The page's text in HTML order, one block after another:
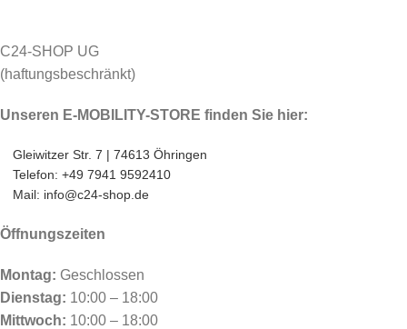
C24-SHOP UG
(haftungsbeschränkt)
Unseren E-MOBILITY-STORE finden Sie hier:
Gleiwitzer Str. 7 | 74613 Öhringen
Telefon: +49 7941 9592410
Mail: info@c24-shop.de
Öffnungszeiten
Montag: Geschlossen
Dienstag: 10:00 – 18:00
Mittwoch: 10:00 – 18:00